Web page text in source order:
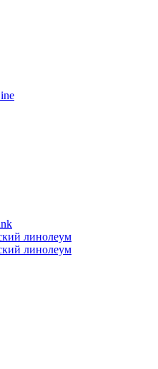
линолеум
линолеум